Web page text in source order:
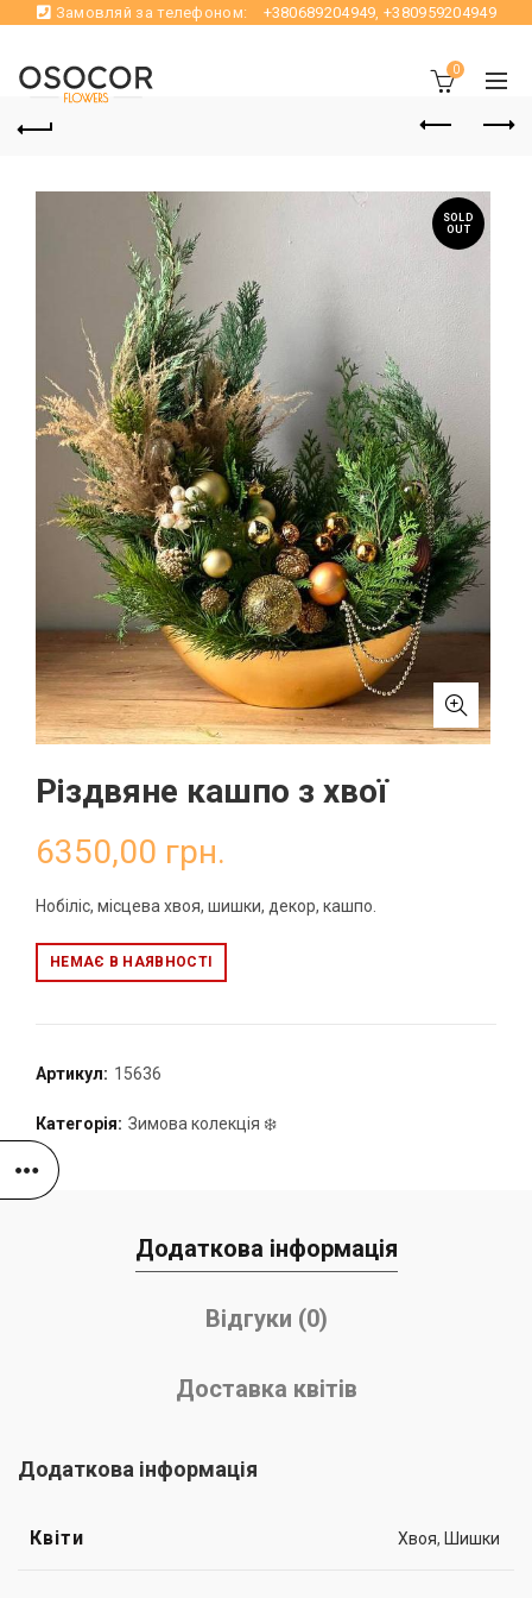
Замовляй за телефоном: +380689204949,+380959204949
0
SOLD
OUT
Різдвяне кашпо з хвої
6350,00 грн.
Нобіліс, місцева хвоя, шишки, декор, кашпо.
НЕМАЄ В НАЯВНОСТІ
Артикул: 15636
Категорія: Зимова колекція ❄️
Додаткова інформація
Відгуки (0)
Доставка квітів
Додаткова інформація
Квіти Хвоя, Шишки